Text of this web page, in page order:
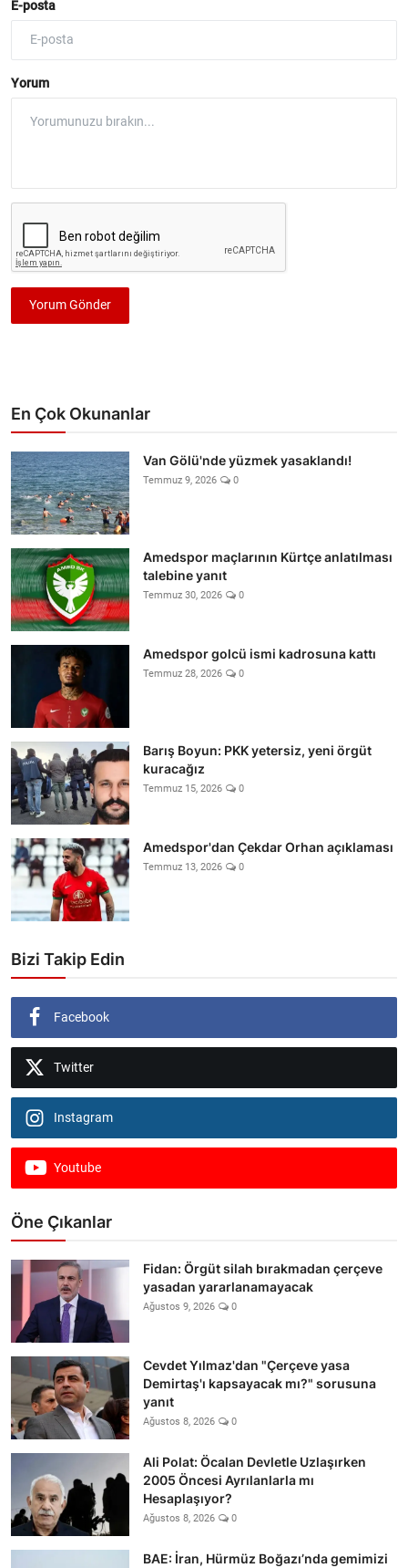
E-posta
Yorum
Yorum Gönder
En Çok Okunanlar
Van Gölü'nde yüzmek yasaklandı!
Temmuz 9, 2026 0
Amedspor maçlarının Kürtçe anlatılması
talebine yanıt
Temmuz 30, 2026 0
Amedspor golcü ismi kadrosuna kattı
Temmuz 28, 2026 0
Barış Boyun: PKK yetersiz, yeni örgüt
kuracağız
Temmuz 15, 2026 0
Amedspor'dan Çekdar Orhan açıklaması
Temmuz 13, 2026 0
Bizi Takip Edin
Facebook
Twitter
Instagram
Youtube
Öne Çıkanlar
Fidan: Örgüt silah bırakmadan çerçeve
yasadan yararlanamayacak
Ağustos 9, 2026 0
Cevdet Yılmaz'dan "Çerçeve yasa
Demirtaş'ı kapsayacak mı?" sorusuna
yanıt
Ağustos 8, 2026 0
Ali Polat: Öcalan Devletle Uzlaşırken
2005 Öncesi Ayrılanlarla mı
Hesaplaşıyor?
Ağustos 8, 2026 0
BAE: İran, Hürmüz Boğazı’nda gemimizi